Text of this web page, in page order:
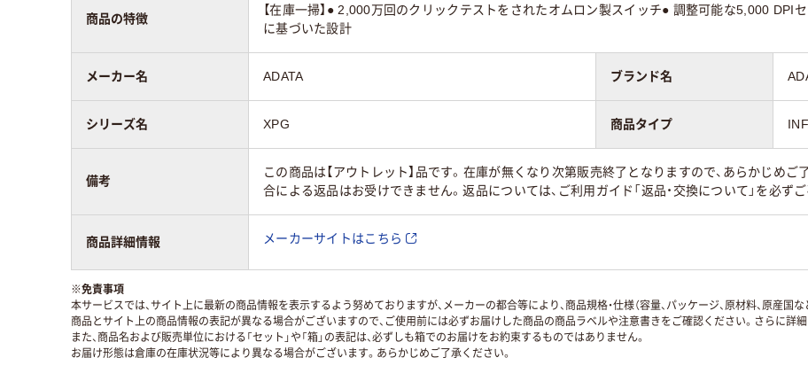
商品の特徴
【在庫一掃】● 2,000万回のクリックテストをされたオムロン製スイッチ● 調整可能な5,000
に基づいた設計
メーカー名 ADATA ブランド名
シリーズ名 XPG 商品タイプ
備考
この商品は【アウトレット】品です。在庫が無くなり次第販売終了となりますので、あらかじめご
合による返品はお受けできません。返品については、ご利用ガイド「返品・交換について」を必ずご
商品詳細情報 メーカーサイトはこちら
※免責事項
本サービスでは、サイト上に最新の商品情報を表示するよう努めておりますが、メーカーの都合等により、商品規格・仕様（容量、パッケージ、原材料、原産国
商品とサイト上の商品情報の表記が異なる場合がございますので、ご使用前には必ずお届けした商品の商品ラベルや注意書きをご確認ください。さらに詳
また、商品名および販売単位における「セット」や「箱」の表記は、必ずしも箱でのお届けをお約束するものではありません。
お届け形態は倉庫の在庫状況等により異なる場合がございます。あらかじめご了承ください。